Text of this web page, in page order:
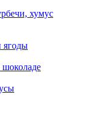
хумус
ягоды